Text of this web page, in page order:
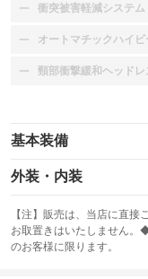
衝突被害軽減システム
：装備なし
オートマチックハイビ
：装備なし
頸部衝撃緩和ヘッドレ
：装備なし
基本装備
エアバッグ：運転席/助
：装備あり
：装備なし
サンルーフ
：装備なし
外装・内装
カーナビ：メモリー
：装備あり
TV：フルセグ
：装備あり
【注】販売は、当店に直
お取置きはいたしません
のお客様に限ります。